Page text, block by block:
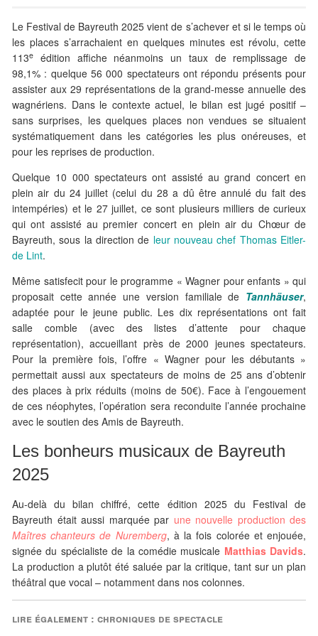
Le Festival de Bayreuth 2025 vient de s’achever et si le temps où
les places s’arrachaient en quelques minutes est révolu, cette
113e
édition affiche néanmoins un taux de remplissage de
98,1% : quelque 56 000 spectateurs ont répondu présents pour
assister aux 29 représentations de la grand-messe annuelle des
wagnériens. Dans le contexte actuel, le bilan est jugé positif –
sans surprises, les quelques places non vendues se situaient
systématiquement dans les catégories les plus onéreuses, et
pour les reprises de production.
Quelque 10 000 spectateurs ont assisté au grand concert en
plein air du 24 juillet (celui du 28 a dû être annulé du fait des
intempéries) et le 27 juillet, ce sont plusieurs milliers de curieux
qui ont assisté au premier concert en plein air du Chœur de
Bayreuth, sous la direction de leur nouveau chef Thomas Eitler-
de Lint.
Même satisfecit pour le programme « Wagner pour enfants » qui
proposait cette année une version familiale de Tannhäuser,
adaptée pour le jeune public. Les dix représentations ont fait
salle comble (avec des listes d’attente pour chaque
représentation), accueillant près de 2000 jeunes spectateurs.
Pour la première fois, l’offre « Wagner pour les débutants »
permettait aussi aux spectateurs de moins de 25 ans d’obtenir
des places à prix réduits (moins de 50€). Face à l’engouement
de ces néophytes, l’opération sera reconduite l’année prochaine
avec le soutien des Amis de Bayreuth.
Les bonheurs musicaux de Bayreuth
2025
Au-delà du bilan chiffré, cette édition 2025 du Festival de
Bayreuth était aussi marquée par une nouvelle production des
Maîtres chanteurs de Nuremberg, à la fois colorée et enjouée,
signée du spécialiste de la comédie musicale Matthias Davids.
La production a plutôt été saluée par la critique, tant sur un plan
théâtral que vocal – notamment dans nos colonnes.
lire également : chroniques de spectacle